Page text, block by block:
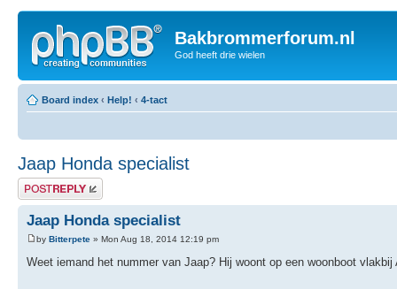
Bakbrommerforum.nl
God heeft drie wielen
Board index ‹ Help! ‹ 4-tact
Jaap Honda specialist
Post a reply
Jaap Honda specialist
by Bitterpete » Mon Aug 18, 2014 12:19 pm
Weet iemand het nummer van Jaap? Hij woont op een woonboot